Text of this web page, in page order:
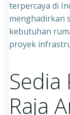
terpercaya di
menghadirkan
kebutuhan
proyek
Sedia
Raja